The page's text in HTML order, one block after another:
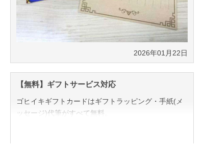
2026年01月22日
【無料】ギフトサービス対応
ゴヒイキギフトカードはギフトラッピング・手紙(メ
ッセージ)代筆がすべて無料。